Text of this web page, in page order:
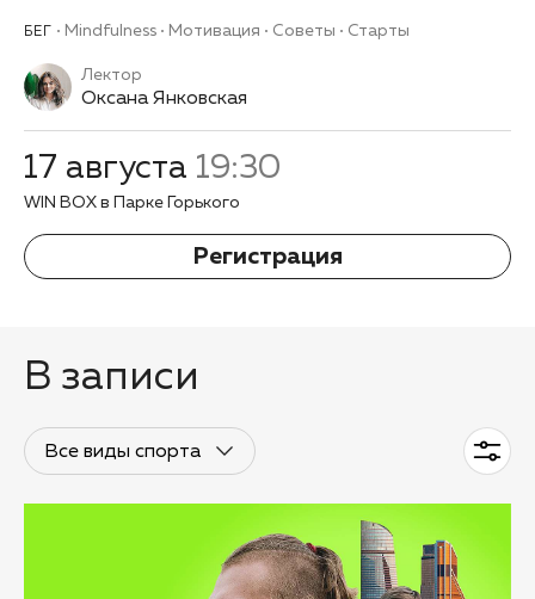
17 августа 19:30
WIN BOX в Парке Горького
Регистрация
БЕГ Mindfulness Мотивация Советы Старты
Лектор
Оксана Янковская
В записи